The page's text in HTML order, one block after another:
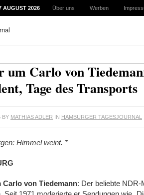
AUGUST 2026 Über uns Werben
um Carlo von
Tage des Transports
BY MATHIAS ADLER IN HAMBURGER TAGESJOURNAL
Himmel weint. *
Carlo von Tiedemann: Der beliebte